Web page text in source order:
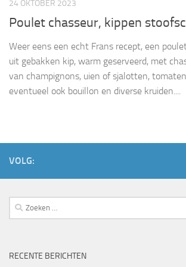
24 OKTOBER 2023
Poulet chasseur, kippen
Weer eens een echt Frans recept, een
uit gebakken kip, warm geserveerd, met
van champignons, uien of sjalotten,
eventueel ook bouillon en diverse kruiden....
VOLG:
Zoeken
naar:
RECENTE BERICHTEN